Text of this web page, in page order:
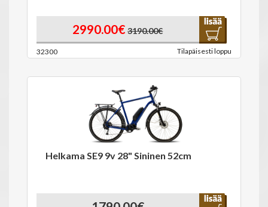
2990.00€ 3190.00€
32300 Tilapäisesti loppu
Helkama SE9 9v 28" Sininen 52cm